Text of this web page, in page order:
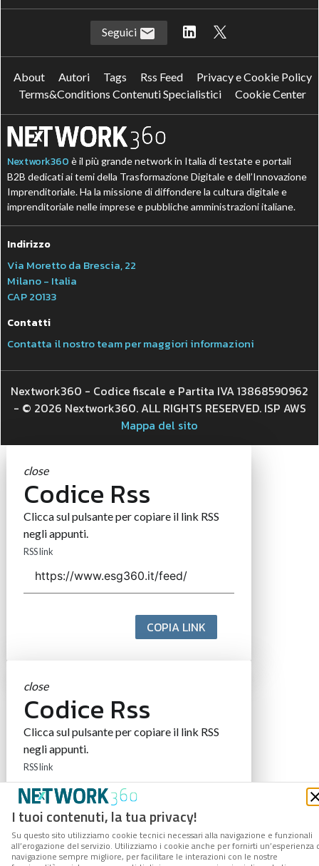
I tuoi contenuti, la tua privacy!
Su questo sito utilizziamo cookie tecnici necessari alla navigazione e funzionali
all’erogazione del servizio. Utilizziamo i cookie anche per fornirti un’esperienza
navigazione sempre migliore, per facilitare le interazioni con le nostre
Seguici
About Autori Tags Rss Feed
Privacy e Cookie Policy
Terms&Conditions Contenuti Specialistici
Cookie Center
Nextwork360 è il più grande network in Italia di testate e portali
B2B dedicati ai temi della Trasformazione Digitale e dell’Innovazione
Imprenditoriale. Ha la missione di diffondere la cultura digitale e
imprenditoriale nelle imprese e pubbliche amministrazioni italiane.
Indirizzo
Via Moretto da Brescia, 22
Milano - Italia
CAP 20133
Contatti
Contatta il nostro team per maggiori informazioni
Nextwork360 - Codice fiscale e Partita IVA 13868590962
- © 2026 Nextwork360. ALL RIGHTS RESERVED. ISP AWS
Mappa del sito
close
Codice Rss
Clicca sul pulsante per copiare il link RSS
negli appunti.
RSS link
COPIA LINK
close
Codice Rss
Clicca sul pulsante per copiare il link RSS
negli appunti.
RSS link
COPIA LINK